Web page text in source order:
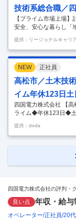
英語の契約書の確認
ョブローテーションに
…
技術系総合職／
【プライム市場上場
安全、安心な暮らし「
用、保守、点検など
ー部門） ・送電線、
守、点検などの業務
提供：リージョナルキャリ
NEW 正社員
高松市／土木技
イム年休123日
四国電力株式会社 【
ライム◆年休123日◆土
【高松市】土木技術
日◆土日祝休◆四国イ
イム市場上場／充実の
内の再生可能エネル
提供：doda
四国電力株式会社の評判・
良い点 年収・給与
オペレーター 正社員 20代